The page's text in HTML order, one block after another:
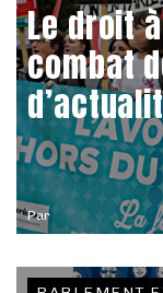
Par
Le droit
combat